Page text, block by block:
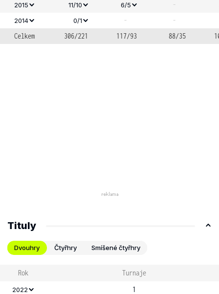
2015
11/10 6/5 -
2014
0/1 -
-
Celkem
306/221 117/93 88/35
Tituly
Dvouhry Čtyřhry Smíšené čtyřhry
Rok Turnaje
2022 1